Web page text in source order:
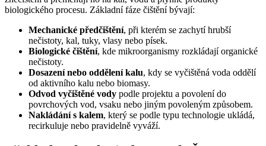
biologického procesu. Základní fáze čištění bývají:
Mechanické předčištění, při kterém se zachytí hrubší
nečistoty, kal, tuky, vlasy nebo písek.
Biologické čištění, kde mikroorganismy rozkládají organické
nečistoty.
Dosazení nebo oddělení kalu, kdy se vyčištěná voda oddělí
od aktivního kalu nebo biomasy.
Odvod vyčištěné vody podle projektu a povolení do
povrchových vod, vsaku nebo jiným povoleným způsobem.
Nakládání s kalem, který se podle typu technologie ukládá,
recirkuluje nebo pravidelně vyváží.